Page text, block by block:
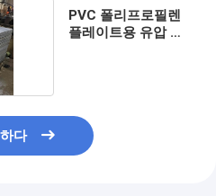
PVC 폴리프로필렌
플레이트용 유압 가
다